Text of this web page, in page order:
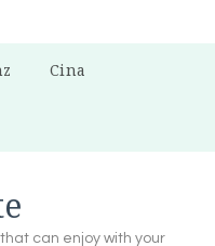
Cina
can enjoy with your